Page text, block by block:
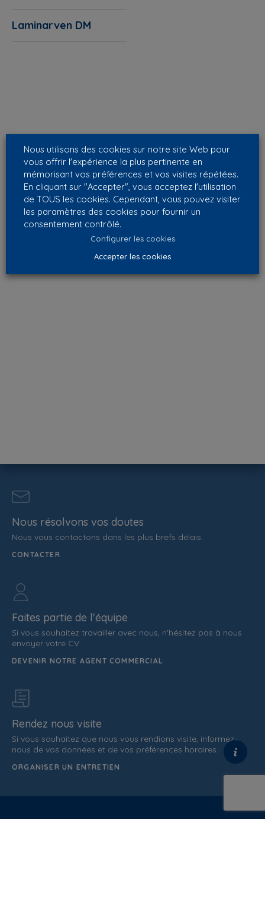
Laminarven DM
Nous résolvons vos doutes
Nous vous contactons dans les plus brefs délais.
CONTACTER
Faites partie de l'équipe
Si vous souhaitez travailler avec nous, n'hésitez pas à nous
envoyer votre CV.
DEVENIR NOTRE AGENT COMMERCIAL
Rendez nous visite
Si vous souhaitez que nous vous rendions visite, informez-
nous de vos données et de vos préférences horaires.
ORGANISER UN ENTRETIEN
Nous utilisons des cookies sur notre site Web pour
vous offrir l'expérience la plus pertinente en
mémorisant vos préférences et vos visites répétées.
En cliquant sur "Accepter", vous acceptez l'utilisation
de TOUS les cookies. Cependant, vous pouvez visiter
les paramètres des cookies pour fournir un
consentement contrôlé.
Configurer les cookies
Accepter les cookies